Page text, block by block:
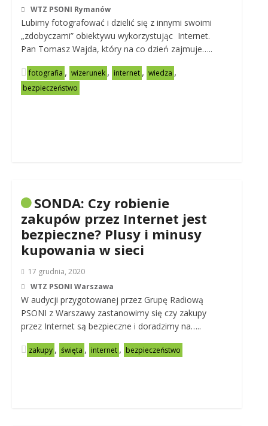
WTZ PSONI Rymanów
Lubimy fotografować i dzielić się z innymi swoimi
„zdobyczami” obiektywu wykorzystując Internet.
Pan Tomasz Wajda, który na co dzień zajmuje…..
fotografia , wizerunek , internet , wiedza ,
bezpieczeństwo
SONDA: Czy robienie
zakupów przez Internet jest
bezpieczne? Plusy i minusy
kupowania w sieci
17 grudnia, 2020
WTZ PSONI Warszawa
W audycji przygotowanej przez Grupę Radiową
PSONI z Warszawy zastanowimy się czy zakupy
przez Internet są bezpieczne i doradzimy na…..
zakupy , święta , internet , bezpieczeństwo